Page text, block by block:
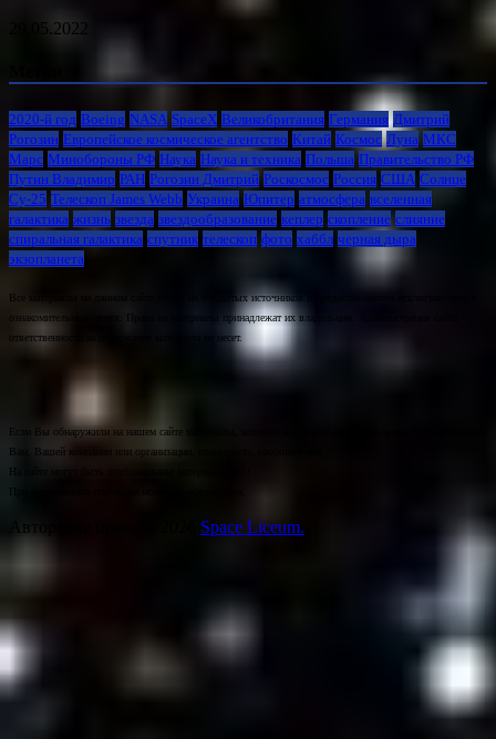
29.05.2022
2020-й год Boeing NASA SpaceX Великобритания Германия Дмитрий
Рогозин Европейское космическое агентство Китай Космос Луна МКС
Марс Минoбороны РФ Наука Наука и техника Польша Правительство РФ
Путин Владимир РАН Рогозин Дмитрий Роскосмос Россия США Солнце
Су-25 Телескоп James Webb Украина Юпитер атмосфера вселенная
галактика жизнь звезда звездообразование кеплер скопление слияние
спиральная галактика спутник телескоп фото хаббл черная дыра
экзопланета
Все материалы на данном сайте взяты из открытых источников и предоставляются исключительно в
ознакомительных целях. Права на материалы принадлежат их владельцам. Администрация сайта
ответственности за содержание материала не несет.
Если Вы обнаружили на нашем сайте материалы, которые нарушают авторские права, принадлежащие
Вам, Вашей компании или организации, пожалуйста, сообщите нам.
На сайте могут быть опубликованы материалы 18+!
При цитировании ссылка на источник обязательна.
Авторские права © 2026 Space Liceum.